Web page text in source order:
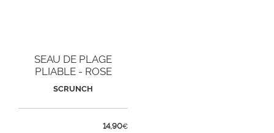
SEAU DE PLAGE
PLIABLE - ROSE
SCRUNCH
14,90€